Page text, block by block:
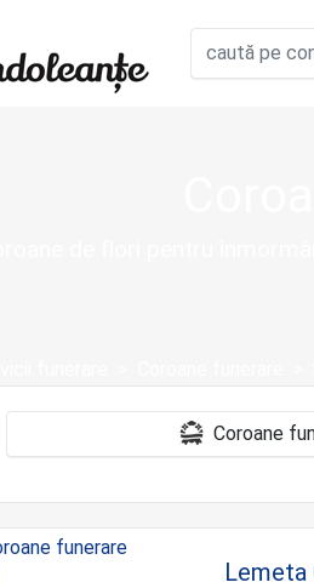
Lemeta